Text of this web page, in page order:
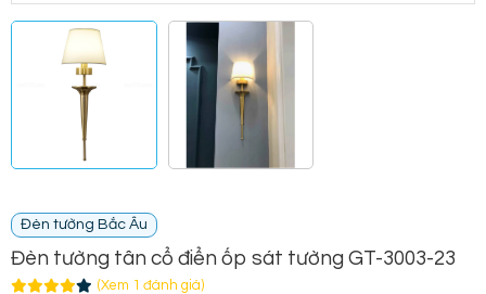
Đèn tường Bắc Âu
Đèn tường tân cổ điển ốp sát tường GT-3003-23
(Xem 1 đánh giá)